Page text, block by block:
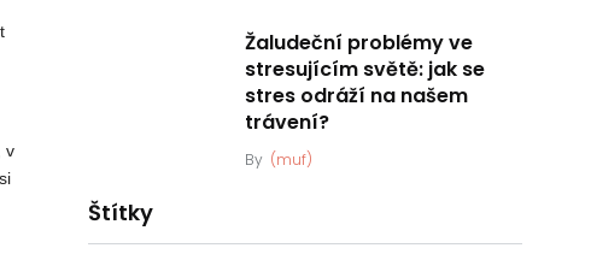
v
Žaludeční problémy ve
stresujícím světě: jak se
stres odráží na našem
trávení?
By (muf)
Štítky